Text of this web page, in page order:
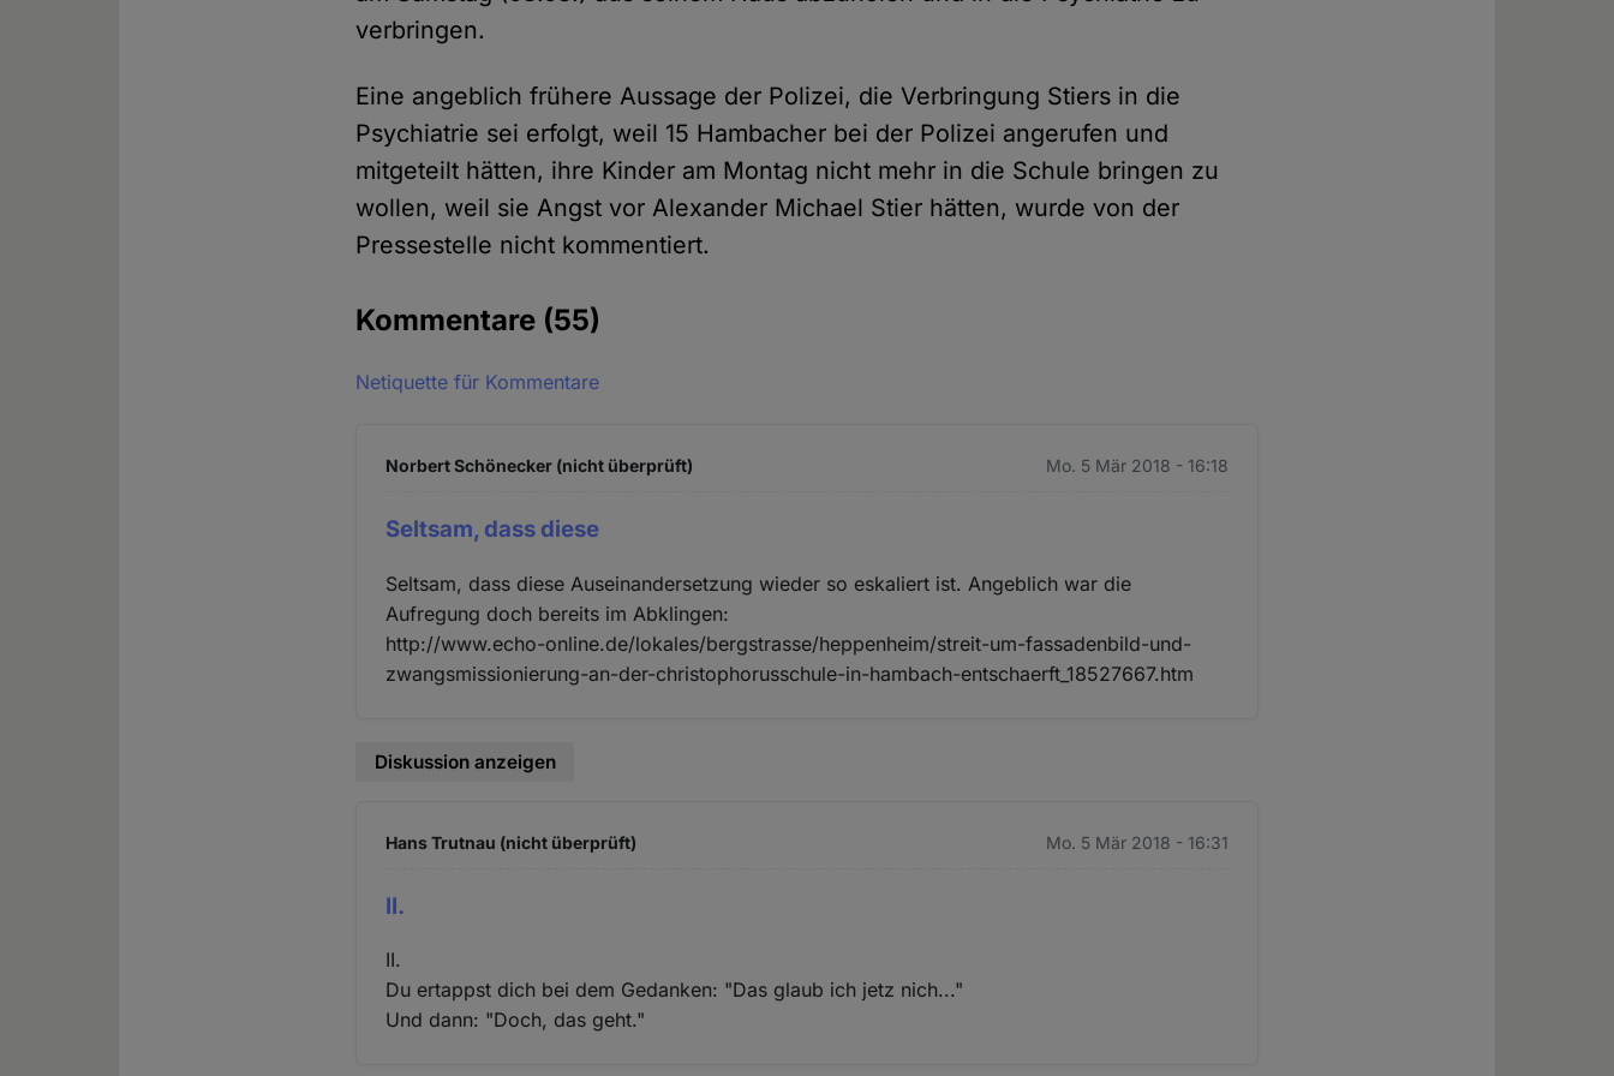
verbringen.
Eine angeblich frühere Aussage der Polizei, die Verbringung Stiers in die
Psychiatrie sei erfolgt, weil 15 Hambacher bei der Polizei angerufen und
mitgeteilt hätten, ihre Kinder am Montag nicht mehr in die Schule bringen zu
wollen, weil sie Angst vor Alexander Michael Stier hätten, wurde von der
Pressestelle nicht kommentiert.
Kommentare (55)
Netiquette für Kommentare
Norbert Schönecker (nicht überprüft) Mo. 5 Mär 2018 - 16:18
Seltsam, dass diese
Seltsam, dass diese Auseinandersetzung wieder so eskaliert ist. Angeblich war die
Aufregung doch bereits im Abklingen:
http://www.echo-online.de/lokales/bergstrasse/heppenheim/streit-um-fassadenbild-und-
zwangsmissionierung-an-der-christophorusschule-in-hambach-entschaerft_18527667.htm
Diskussion anzeigen
Hans Trutnau (nicht überprüft) Mo. 5 Mär 2018 - 16:31
II.
II.
Du ertappst dich bei dem Gedanken: "Das glaub ich jetz nich..."
Und dann: "Doch, das geht."